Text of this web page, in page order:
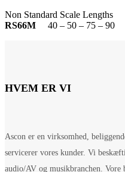
Non Standard Scale Lengths
RS66M 40 – 50 – 75 – 90
HVEM ER VI
Ascon er en virksomhed,
servicerer vores kunder. Vi
audio/AV og musikbranchen.